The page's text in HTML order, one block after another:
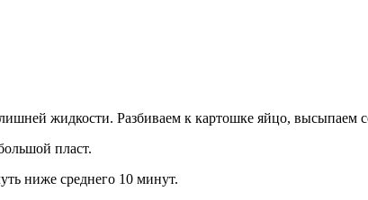
жидкости. Разбиваем к картошке яйцо, высыпаем
пласт.
ниже среднего 10 минут.